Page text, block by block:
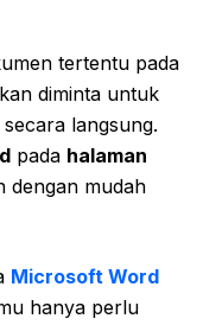
tertentu pada
diminta untuk
langsung.
pada halaman
dengan mudah
Microsoft Word
hanya perlu